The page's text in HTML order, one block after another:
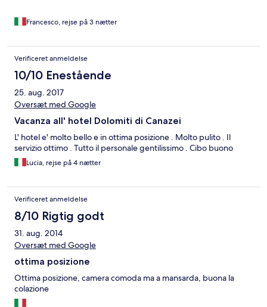
Francesco, rejse på 3 nætter
Verificeret anmeldelse
10/10 Enestående
25. aug. 2017
Oversæt med Google
Vacanza all' hotel Dolomiti di Canazei
L' hotel e' molto bello e in ottima posizione . Molto pulito . Il
servizio ottimo . Tutto il personale gentilissimo . Cibo buono
Lucia, rejse på 4 nætter
Verificeret anmeldelse
8/10 Rigtig godt
31. aug. 2014
Oversæt med Google
ottima posizione
Ottima posizione, camera comoda ma a mansarda, buona la
colazione